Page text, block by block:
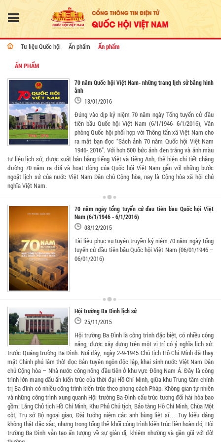
Tư liệu Quốc hội Ấn phẩm Ấn phẩm
ẤN PHẨM
70 năm Quốc hội Việt Nam- những trang lịch sử bằng hình
ảnh
13/01/2016
Đúng vào dịp kỷ niệm 70 năm ngày Tổng tuyển cử đầu
tiên bầu Quốc hội Việt Nam (6/1/1946- 6/1/2016), Văn
phòng Quốc hội phối hợp với Thông tấn xã Việt Nam cho
ra mắt bạn đọc “Sách ảnh 70 năm Quốc hội Việt Nam
1946- 2016”. Với hơn 500 bức ảnh đen trắng và ảnh màu
tư liệu lịch sử, được xuất bản bằng tiếng Việt và tiếng Anh, thể hiện chi tiết chặng
đường 70 năm ra đời và hoạt động của Quốc hội Việt Nam gắn với những bước
ngoặt lịch sử của nước Việt Nam Dân chủ Cộng hòa, nay là Cộng hòa xã hội chủ
nghĩa Việt Nam.
70 năm ngày tổng tuyển cử đầu tiên bầu Quốc hội Việt
Nam (6/1/1946 - 6/1/2016)
08/12/2015
Tài liệu phục vụ tuyên truyền kỷ niệm 70 năm ngày tổng
tuyển cử đầu tiên bầu Quốc hội Việt Nam (06/01/1946 –
06/01/2016)
Hội trường Ba Đình lịch sử
25/11/2015
Hội trường Ba Đình là công trình đặc biệt, có nhiều công
năng, được xây dựng trên một vị trí có ý nghĩa lịch sử:
trước Quảng trường Ba Đình. Nơi đây, ngày 2-9-1945 Chủ tịch Hồ Chí Minh đã thay
mặt Chính phủ lâm thời đọc Bản tuyên ngôn độc lập, khai sinh nước Việt Nam Dân
chủ Cộng hòa – Nhà nước công nông đầu tiên ở khu vực Đông Nam Á. Đây là công
trình lớn mang dấu ấn kiến trúc của thời đại Hồ Chí Minh, giữa khu Trung tâm chính
trị Ba đình có nhiều công trình kiến trúc theo phong cách Pháp. Không gian tự nhiên
và những công trình xung quanh Hội trường Ba Đình cấu trúc tương đối hài hòa bao
gồm: Lăng Chủ tịch Hồ Chí Minh, Khu Phủ Chủ tịch, Bảo tàng Hồ Chí Minh, Chùa Một
cột, Trụ sở Bộ ngoại giao, Đài tưởng niệm các anh hùng liệt sĩ… Tuy kiểu dáng
không thật đặc sắc, nhưng trong tổng thể khối công trình kiến trúc liên hoàn đó, Hội
trường Ba Đình vẫn tạo ấn tượng về sự giản dị, khiêm nhường và gần gũi với đời